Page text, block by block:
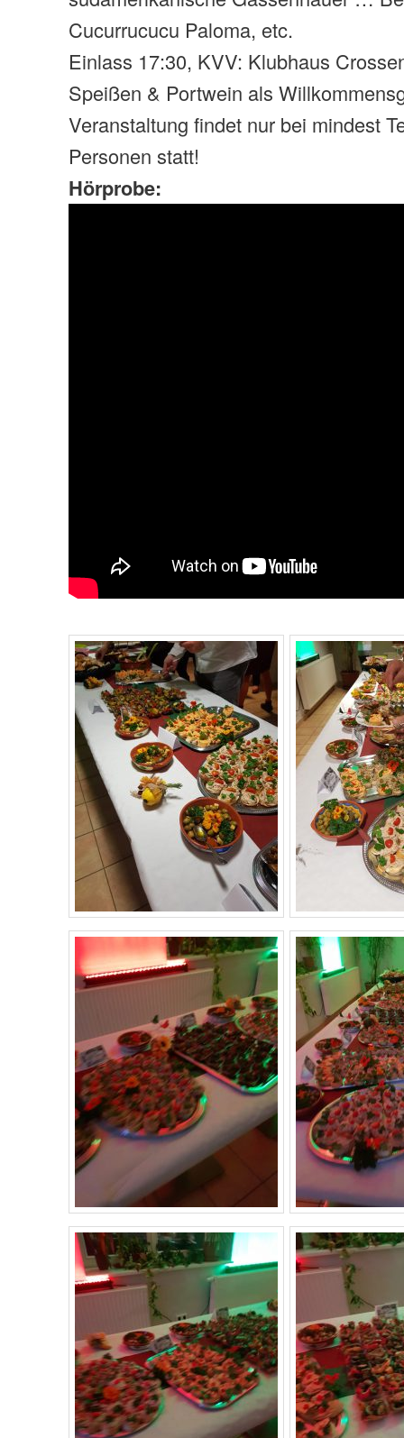
Cucurrucucu Paloma, etc.
Einlass 17:30, KVV: Klubhaus
Speißen & Portwein als
Veranstaltung findet nur bei mindest
Personen statt!
Hörprobe: